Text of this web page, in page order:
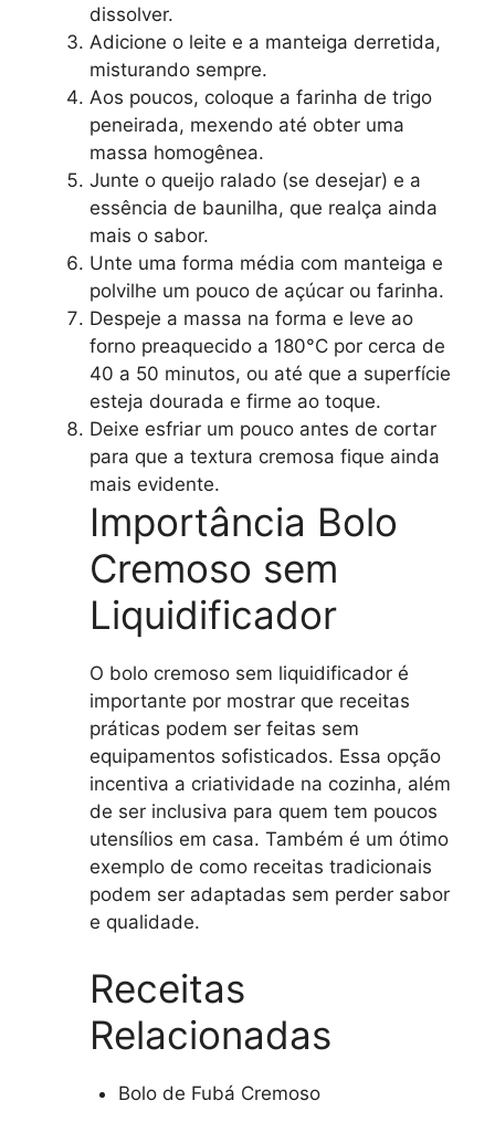
dissolver.
Adicione o leite e a manteiga derretida,
misturando sempre.
Aos poucos, coloque a farinha de trigo
peneirada, mexendo até obter uma
massa homogênea.
Junte o queijo ralado (se desejar) e a
essência de baunilha, que realça ainda
mais o sabor.
Unte uma forma média com manteiga e
polvilhe um pouco de açúcar ou farinha.
Despeje a massa na forma e leve ao
forno preaquecido a 180°C por cerca de
40 a 50 minutos, ou até que a superfície
esteja dourada e firme ao toque.
Deixe esfriar um pouco antes de cortar
para que a textura cremosa fique ainda
mais evidente.
Importância Bolo
Cremoso sem
Liquidificador
O bolo cremoso sem liquidificador é
importante por mostrar que receitas
práticas podem ser feitas sem
equipamentos sofisticados. Essa opção
incentiva a criatividade na cozinha, além
de ser inclusiva para quem tem poucos
utensílios em casa. Também é um ótimo
exemplo de como receitas tradicionais
podem ser adaptadas sem perder sabor
e qualidade.
Receitas
Relacionadas
Bolo de Fubá Cremoso